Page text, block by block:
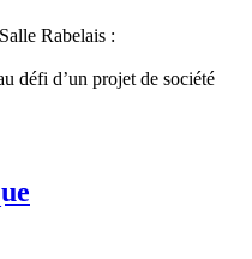
Rabelais :
défi d’un projet de société